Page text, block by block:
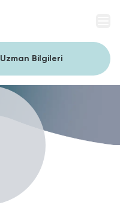
Uzman Bilgileri